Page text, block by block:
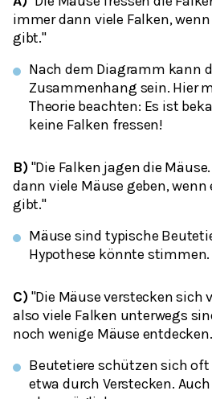
immer dann viele Falken,
gibt."
Nach dem Diagramm kann
Zusammenhang sein. Hier
Theorie beachten: Es ist
keine Falken fressen!
B)"Die Falken jagen die
dann viele Mäuse geben, wenn
gibt."
Mäuse sind typische
Hypothese könnte stimmen.
C)"Die Mäuse verstecken sich
also viele Falken unterwegs
noch wenige Mäuse
Beutetiere schützen sich oft
etwa durch Verstecken.